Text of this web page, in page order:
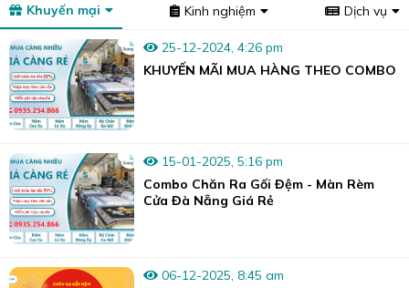
Khuyến mại Kinh nghiệm Dịch vụ
25-12-2024, 4:26 pm
KHUYẾN MÃI MUA HÀNG THEO COMBO
15-01-2025, 5:16 pm
Combo Chăn Ra Gối Đệm - Màn Rèm
Cửa Đà Nẵng Giá Rẻ
06-12-2025, 8:45 am